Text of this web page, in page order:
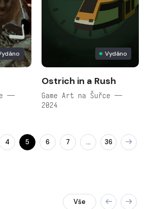
—
Vydáno
Ostrich in a Rush
Game Art na Šuřce —
2024
4 5 6 7 … 36
Vše